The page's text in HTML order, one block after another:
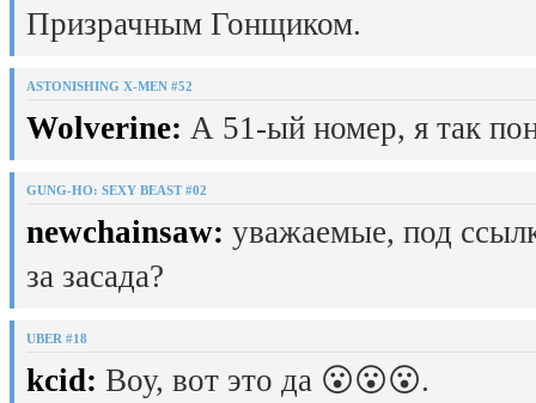
Призрачным Гонщиком.
ASTONISHING X-MEN #52
Wolverine: А 51-ый номер, я так
GUNG-HO: SEXY BEAST #02
newchainsaw: уважаемые, под
за засада?
UBER #18
kcid: Воу, вот это да 😮😮😮.